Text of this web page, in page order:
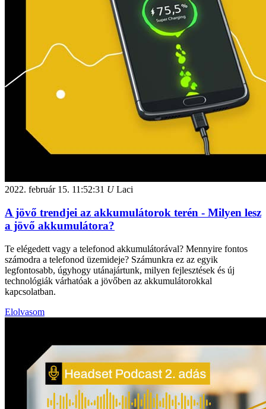
2022. február 15. 11:52:31 ULaci
A jövő trendjei az akkumulátorok terén - Milyen lesz
a jövő akkumulátora?
Te elégedett vagy a telefonod akkumulátorával? Mennyire fontos
számodra a telefonod üzemideje? Számunkra ez az egyik
legfontosabb, úgyhogy utánajártunk, milyen fejlesztések és új
technológiák várhatóak a jövőben az akkumulátorokkal
kapcsolatban.
Elolvasom